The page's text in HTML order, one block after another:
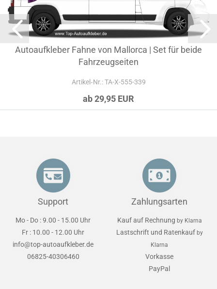
Autoaufkleber Fahne von Mallorca | Set für beide
Fahrzeugseiten
Artikel‑Nr.: TA-X-555-339
ab 29,95 EUR
Support
Mo - Do : 9.00 - 15.00 Uhr
Fr : 10.00 - 12.00 Uhr
info@top-autoaufkleber.de
06825-40306460
Zahlungsarten
Kauf auf Rechnung by Klarna
Lastschrift und Ratenkauf by
Klarna
Vorkasse
PayPal